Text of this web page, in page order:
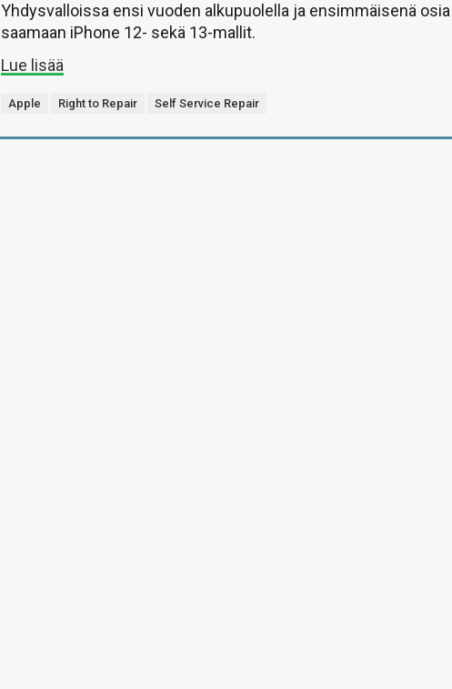
Yhdysvalloissa ensi vuoden alkupuolella ja ensimmäisenä
saamaan iPhone 12- sekä 13-mallit.
Lue lisää
Apple Right to Repair Self Service Repair